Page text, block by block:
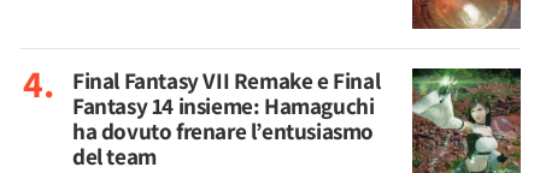
Final Fantasy VII Remake e Final
Fantasy 14 insieme: Hamaguchi
ha dovuto frenare l’entusiasmo
del team